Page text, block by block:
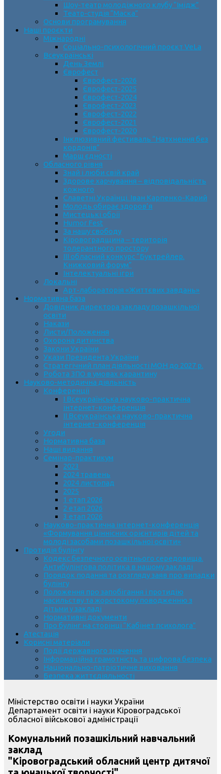
Шоу-театр молодіжного клубу “Імідж”
Театр-студія “Маска”
Основи програмування
Наші проєкти
Міжнародні
Соціально-психологічний проєкт VeLa
Всеукраїнські
День Землі
Єврофест
Єврофест-2026
Єврофест-2025
Єврофест-2024
Єврофест-2023
Єврофест-2022
Єврофест-2021
Єврофест-2020
Інклюзивний фестиваль “Натхнення без
кордонів”
Марш єдності
Обласного рівня
Знай і люби свій край
Здорове харчування – відповідальність
кожного
Славетні Українці. Іван Карпенко-Карий
Молодь обирає здоров’я
Мистецькі обрії
Humor Fest
За нашу свободу
Кіровоградщина – територія
толерантного простору
ІII обласний конкурс “Буктрейлер.
Книжковий форум”
Інтелектуальні ігри
Локальні
Арт-лабораторія «Життєвих завдань»
Нормативна база
Довідник директора закладу позашкільної
освіти
Накази
Листи/Положення
Охорона дитинства
Закони України
Укази Президента України
Стратегічний план діяльності МОН до 2027 р.
Робота ЗПО в умовах карантину
Науково-методична діяльність
Конференції
І Всеукраїнська науково-практична
інтернет-конференція
ІІ Всеукраїнська науково-практична
інтернет-конференція
Угоди
Нормативна база
Наші видання
Семінар-практикум
2023
2024 травень
2024 листопад
2025
1 етап 2026
2 етап 2026
3 етап 2026
Науково-практична інтернет-конференція
«Формування ціннісних орієнтирів дітей та
молоді засобами позашкільної освіти»
Протидія булінгу
Кодекс безпечного освітнього середовища.
Антибулінгова політика в нашому закладі
Порядок подання та розгляду заяв про випадки
булінгу
Положення про запобігання і протидію
насильству та жорстокому поводженню з
дітьми у закладі
Нормативні документи
Про булінг на сторінці “Кабінет психолога”
Атестація
Корисні матеріали
Події державного значення
Інформаційна грамотність та цифрова безпека
Національно-патріотичне виховання
Безпека життєдіяльності
Міністерство освіти і науки України
Департамент освіти і науки Кіровоградської
обласної військової адміністрації
Комунальний позашкільний навчальний
заклад
"Кіровоградський обласний центр дитячої